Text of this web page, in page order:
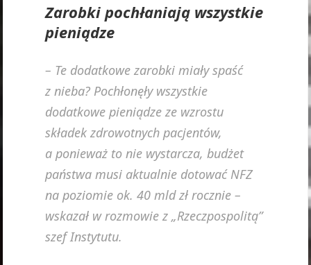
Zarobki pochłaniają wszystkie
pieniądze
– Te dodatkowe zarobki miały spaść
z nieba? Pochłonęły wszystkie
dodatkowe pieniądze ze wzrostu
składek zdrowotnych pacjentów,
a ponieważ to nie wystarcza, budżet
państwa musi aktualnie dotować NFZ
na poziomie ok. 40 mld zł rocznie –
wskazał w rozmowie z „Rzeczpospolitą”
szef Instytutu.